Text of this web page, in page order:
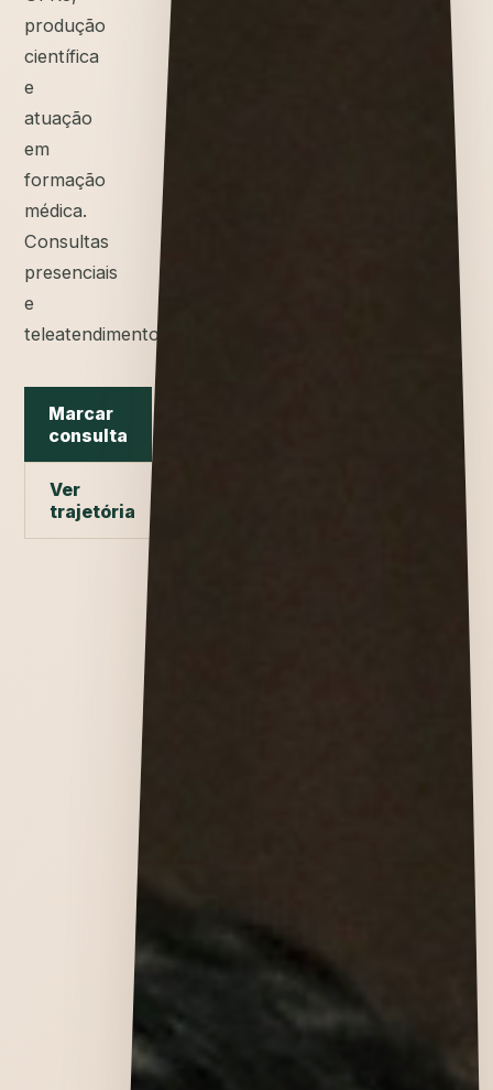
produção
científica
e
atuação
em
formação
médica.
Consultas
presenciais
e
teleatendimento.
Marcar
consulta
Ver
trajetória